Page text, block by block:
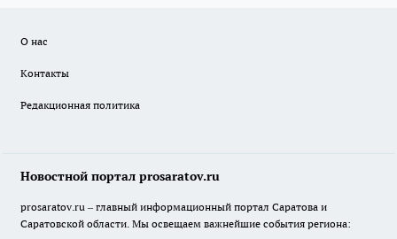
О нас
Контакты
Редакционная политика
Новостной портал prosaratov.ru
prosaratov.ru – главный информационный портал Саратова и
Саратовской области. Мы освещаем важнейшие события региона: